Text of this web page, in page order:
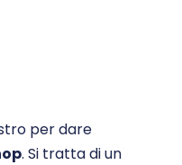
per dare
. Si tratta di un